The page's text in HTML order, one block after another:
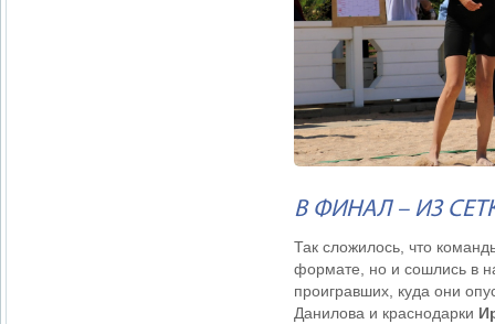
В ФИНАЛ – ИЗ
Так сложилось, что
формате, но и сошлись в
проигравших, куда они
Данилова и краснодарки